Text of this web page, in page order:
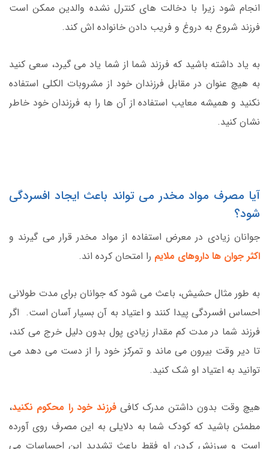
انجام شود زیرا با دخالت های کنترل نشده والدین ممکن است
فرزند شروع به دروغ و فریب دادن خانواده اش کند.
به یاد داشته باشید که فرزند شما از شما یاد می گیرد، سعی کنید
به هیچ عنوان در مقابل فرزندان خود از مشروبات الکلی استفاده
نکنید و همیشه معایب استفاده از آن ها را به فرزندان خود خاطر
نشان کنید.
آیا مصرف مواد مخدر می تواند باعث ایجاد افسردگی
شود؟
جوانان زیادی در معرض استفاده از مواد مخدر قرار می گیرند و
اکثر جوان ها داروهای ملایم را امتحان کرده اند.
به طور مثال حشیش، باعث می شود که جوانان برای مدت طولانی
احساس افسردگی پیدا کنند و اعتیاد به آن بسیار آسان است. اگر
فرزند شما در مدت کم مقدار زیادی پول بدون دلیل خرج می کند،
تا دیر وقت بیرون می ماند و تمرکز خود را از دست می دهد می
توانید به اعتیاد او شک کنید.
هیچ وقت بدون داشتن مدرک کافی فرزند خود را محکوم نکنید،
مطمئن باشید که کودک شما به دلایلی به این مصرف روی آورده
است و سرزنش کردن او فقط باعث تشدید این احساسات می